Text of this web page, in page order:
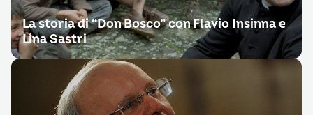
La storia di “Don Bosco” con Flavio Insinna e
Lina Sastri